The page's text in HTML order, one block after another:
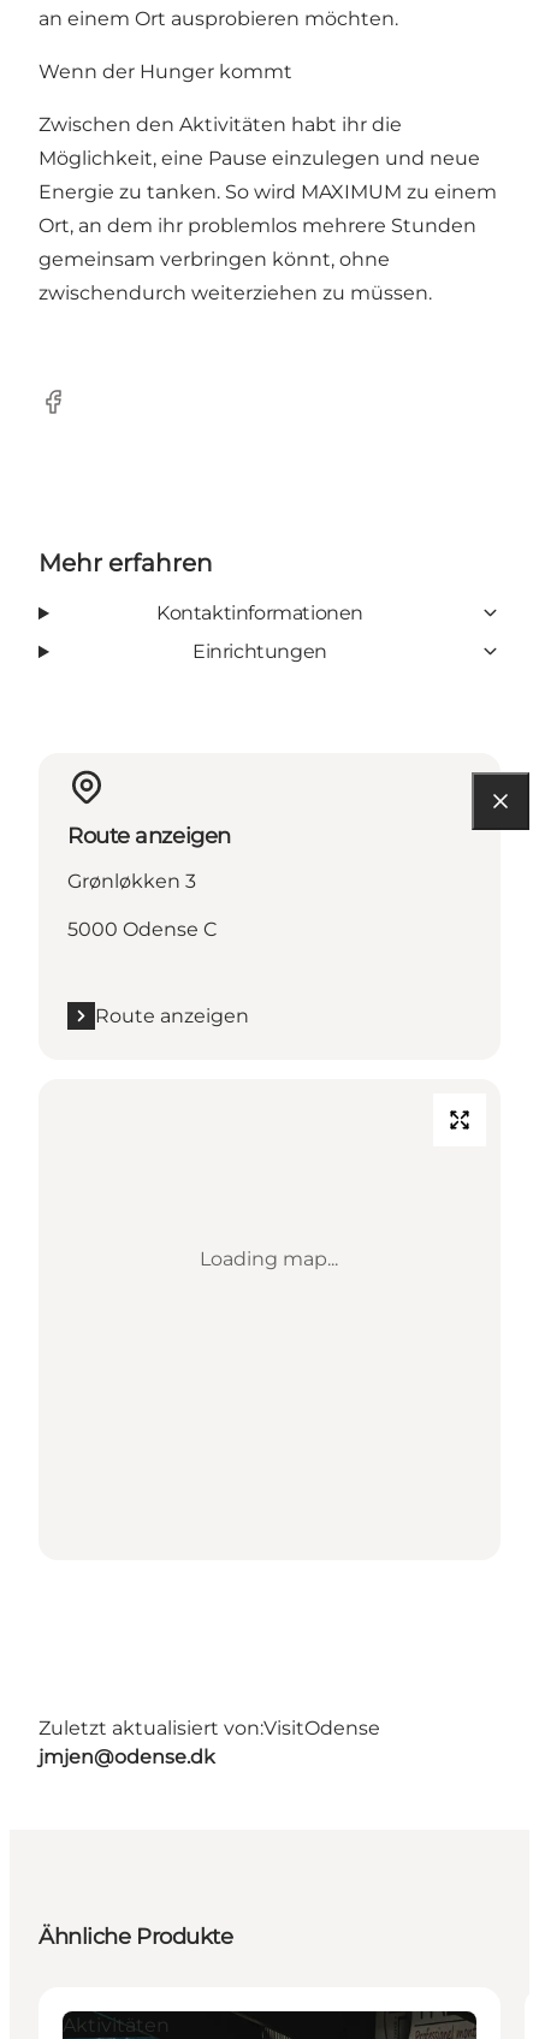
an einem Ort ausprobieren möchten.
Wenn der Hunger kommt
Zwischen den Aktivitäten habt ihr die
Möglichkeit, eine Pause einzulegen und neue
Energie zu tanken. So wird MAXIMUM zu einem
Ort, an dem ihr problemlos mehrere Stunden
gemeinsam verbringen könnt, ohne
zwischendurch weiterziehen zu müssen.
Facebook
Mehr erfahren
Kontaktinformationen
Einrichtungen
Route anzeigen
Grønløkken 3
5000 Odense C
Route anzeigen
Loading map...
Zuletzt aktualisiert von:VisitOdense
jmjen@odense.dk
Ähnliche Produkte
Aktivitäten